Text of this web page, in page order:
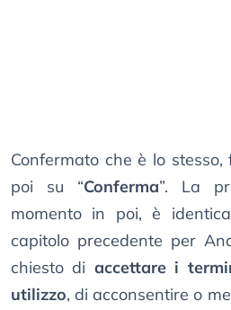
Confermato che è lo stesso,
poi su “Conferma”. La
momento in poi, è
capitolo precedente per
chiesto di accettare i
utilizzo, di acconsentire o